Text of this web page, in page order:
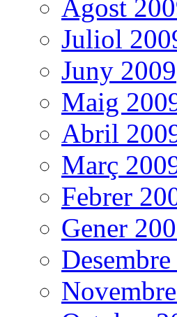
Agost
Juliol
Juny 2009
Maig
Abril
Març
Febrer
Gener